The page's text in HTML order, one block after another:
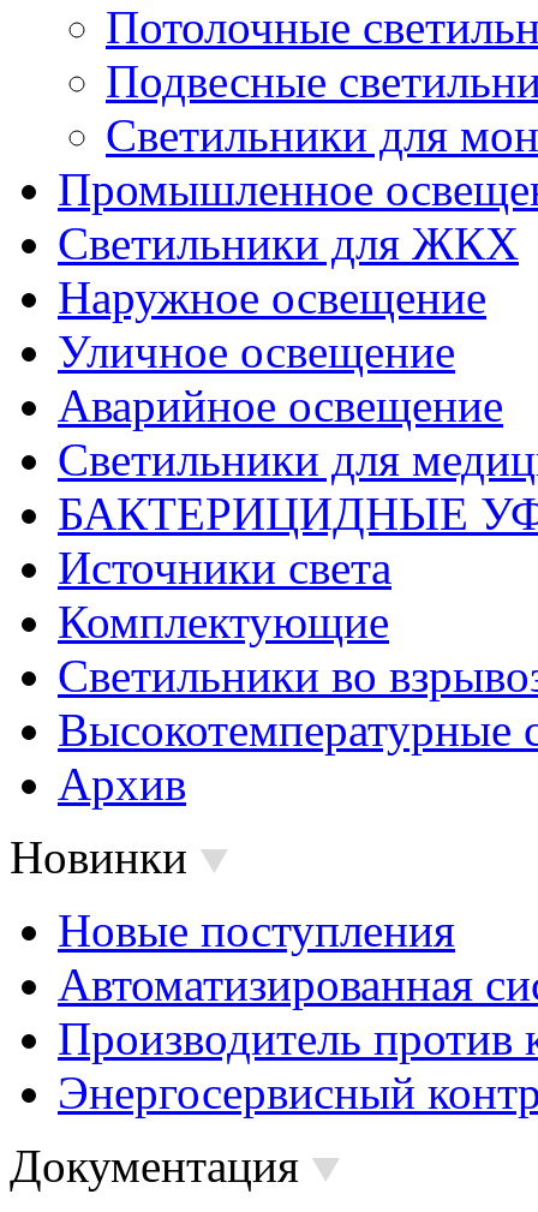
Потолочные
Подвесные
Светильники для
Промышленное
Светильники для ЖКХ
Наружное освещение
Уличное освещение
Аварийное освещение
Светильники для
БАКТЕРИЦИДНЫЕ
Источники света
Комплектующие
Светильники во
Высокотемпературные
Архив
Новинки
Новые поступления
Автоматизированная
Производитель против
Энергосервисный
Документация